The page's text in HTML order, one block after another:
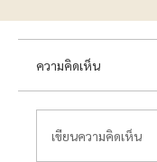
ความคิดเห็น
เขียนความคิดเห็น